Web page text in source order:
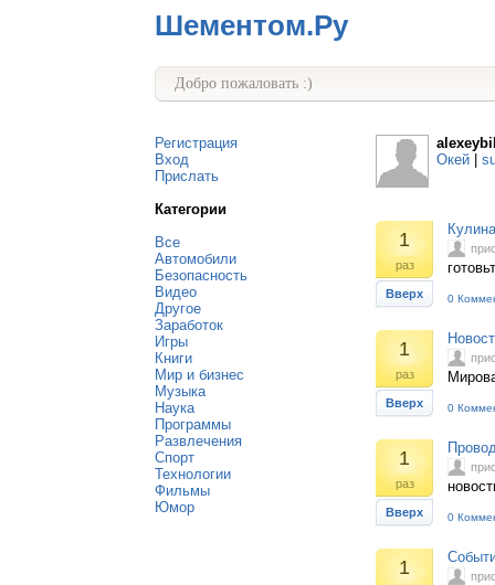
Шементом.Ру
Добро пожаловать :)
Регистрация
Вход
Прислать
Категории
Все
Автомобили
Безопасность
Видео
Другое
Заработок
Игры
Книги
Мир и бизнес
Музыка
Наука
Программы
Развлечения
Спорт
Технологии
Фильмы
Юмор
Окей
1
раз
Вверх 0
1
раз
Вверх 0
1
раз
Вверх 0
1